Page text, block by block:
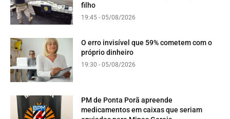
filho
19:45 - 05/08/2026
O erro invisível que 59% cometem com o
próprio dinheiro
19:30 - 05/08/2026
PM de Ponta Porã apreende
medicamentos em caixas que seriam